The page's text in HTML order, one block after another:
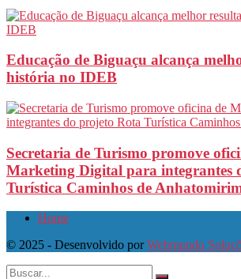
Educação de Biguaçu alcança
história no IDEB
Secretaria de Turismo promove
Marketing Digital para integrantes
Turística Caminhos de
Home
© 2025 - Desenvolvido porWebmundo